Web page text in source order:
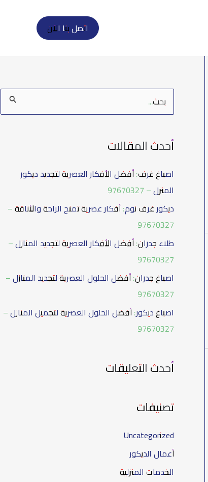
اتصل بنا الآن
ل
ح
:
أحدث المقالات
اصباغ غرف: أفضل الأفكار العصرية لتجديد ديكور
المنزل – 97670327
ديكور غرف نوم: أفكار عصرية تمنح الراحة والأناقة –
97670327
طلاء جدران: أفضل الأفكار العصرية لتجديد المنازل –
97670327
اصباغ جدران: أفضل الحلول العصرية لتجديد المنازل –
97670327
اصباغ ديكور: أفضل الحلول العصرية لتجميل المنازل –
97670327
أحدث التعليقات
تصنيفات
Uncategorized
أعمال الديكور
الخدمات المنزلية